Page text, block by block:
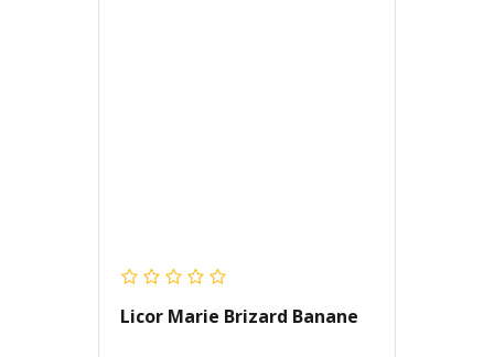
Licor Marie Brizard Banane